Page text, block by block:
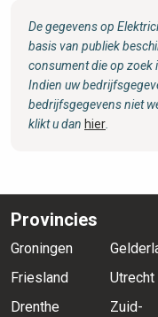
De gegevens op
basis van publiek
consument die op zoek
Indien uw
bedrijfsgegevens niet
klikt u dan hier
Provincies
Groningen
Friesland
Drenthe
Utrecht
Zuid-